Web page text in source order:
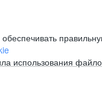
использования